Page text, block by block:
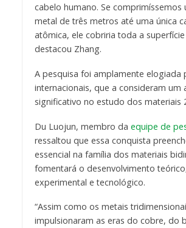
cabelo humano. Se comprimíssemos
metal de três metros até uma única
atômica, ele cobriria toda a superfície
destacou Zhang.
A pesquisa foi amplamente elogiada
internacionais, que a consideram um
significativo no estudo dos materiais
Du Luojun, membro da equipe de
ressaltou que essa conquista
essencial na família dos materiais
fomentará o desenvolvimento
experimental e tecnológico.
“Assim como os metais
impulsionaram as eras do cobre, do